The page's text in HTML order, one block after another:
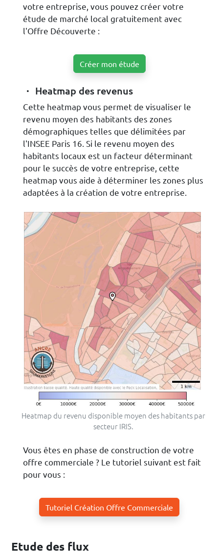
votre entreprise, vous pouvez créer votre
étude de marché local gratuitement avec
l'Offre Découverte :
Créer mon étude
Heatmap des revenus
Cette heatmap vous permet de visualiser le
revenu moyen des habitants des zones
démographiques telles que délimitées par
l'INSEE Paris 16. Si le revenu moyen des
habitants locaux est un facteur déterminant
pour le succès de votre entreprise, cette
heatmap vous aide à déterminer les zones plus
adaptées à la création de votre entreprise.
Heatmap du revenu disponible moyen des habitants par
secteur IRIS.
Vous êtes en phase de construction de votre
offre commerciale ? Le tutoriel suivant est fait
pour vous :
Tutoriel Création Offre Commerciale
Etude des flux